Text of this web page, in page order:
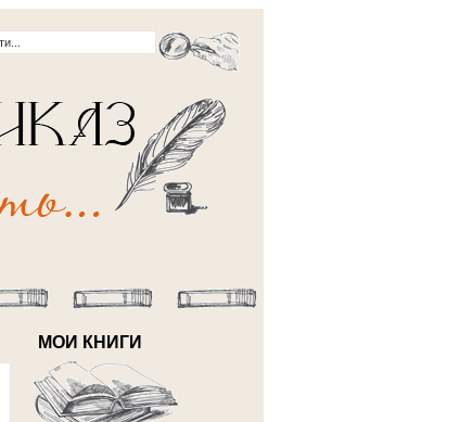
МОИ КНИГИ